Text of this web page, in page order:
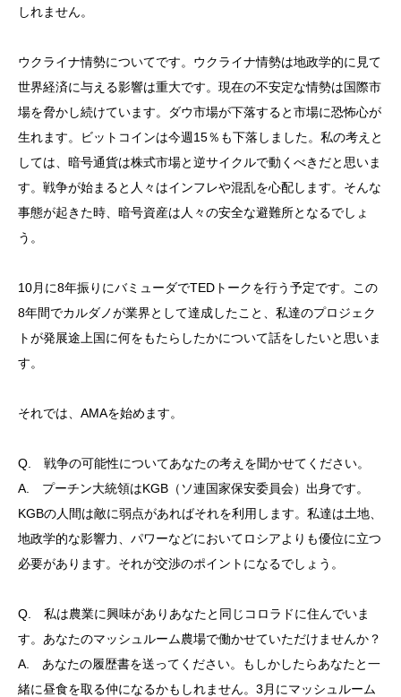
しれません。
ウクライナ情勢についてです。ウクライナ情勢は地政学的に見て
世界経済に与える影響は重大です。現在の不安定な情勢は国際市
場を脅かし続けています。ダウ市場が下落すると市場に恐怖心が
生れます。ビットコインは今週15％も下落しました。私の考えと
しては、暗号通貨は株式市場と逆サイクルで動くべきだと思いま
す。戦争が始まると人々はインフレや混乱を心配します。そんな
事態が起きた時、暗号資産は人々の安全な避難所となるでしょ
う。
10月に8年振りにバミューダでTEDトークを行う予定です。この
8年間でカルダノが業界として達成したこと、私達のプロジェク
トが発展途上国に何をもたらしたかについて話をしたいと思いま
す。
それでは、AMAを始めます。
Q. 戦争の可能性についてあなたの考えを聞かせてください。
A. プーチン大統領はKGB（ソ連国家保安委員会）出身です。
KGBの人間は敵に弱点があればそれを利用します。私達は土地、
地政学的な影響力、パワーなどにおいてロシアよりも優位に立つ
必要があります。それが交渉のポイントになるでしょう。
Q. 私は農業に興味がありあなたと同じコロラドに住んでいま
す。あなたのマッシュルーム農場で働かせていただけませんか？
A. あなたの履歴書を送ってください。もしかしたらあなたと一
緒に昼食を取る仲になるかもしれません。3月にマッシュルーム